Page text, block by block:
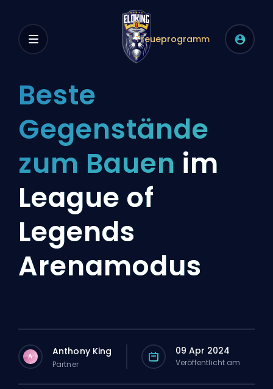
Treueprogramm
Beste
Gegenstände
zum Bauen im
League of
Legends
Arenamodus
A Anthony King
Partner
09 Apr 2024
Veröffentlicht am